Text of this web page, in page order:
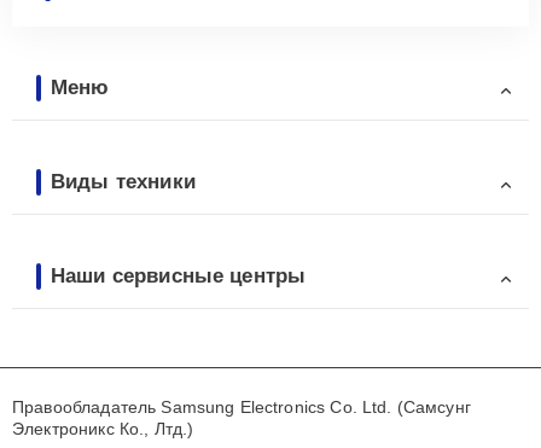
Меню
Виды техники
Наши сервисные центры
Правообладатель Samsung Electronics Co. Ltd. (Самсунг
Электроникс Ко., Лтд.)